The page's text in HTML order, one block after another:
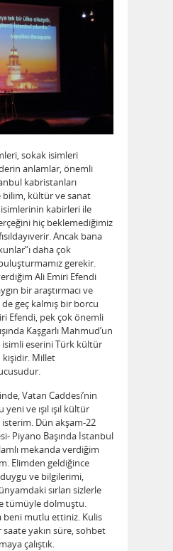
sokak isimleri
anlamlar, önemli
kabristanları
bilim, kültür ve sanat
isimlerinin kabirleri ile
hiç beklemediğimiz
Ancak bana
daha çok
gerekir.
Ali Emiri Efendi
bir araştırmacı ve
geç kalmış bir borcu
Efendi, pek çok önemli
Kaşgarlı Mahmud’un
isimli eserini Türk kültür
kişidir. Millet
Vatan Caddesi’nin
ve ışıl ışıl kültür
Dün akşam-22
Piyano Başında İstanbul
mekanda verdiğim
Elimden geldiğince
ve bilgilerimi,
sırları sizlerle
tümüyle dolmuştu.
beni mutlu ettiniz. Kulis
saate yakın süre, sohbet
çalıştık.